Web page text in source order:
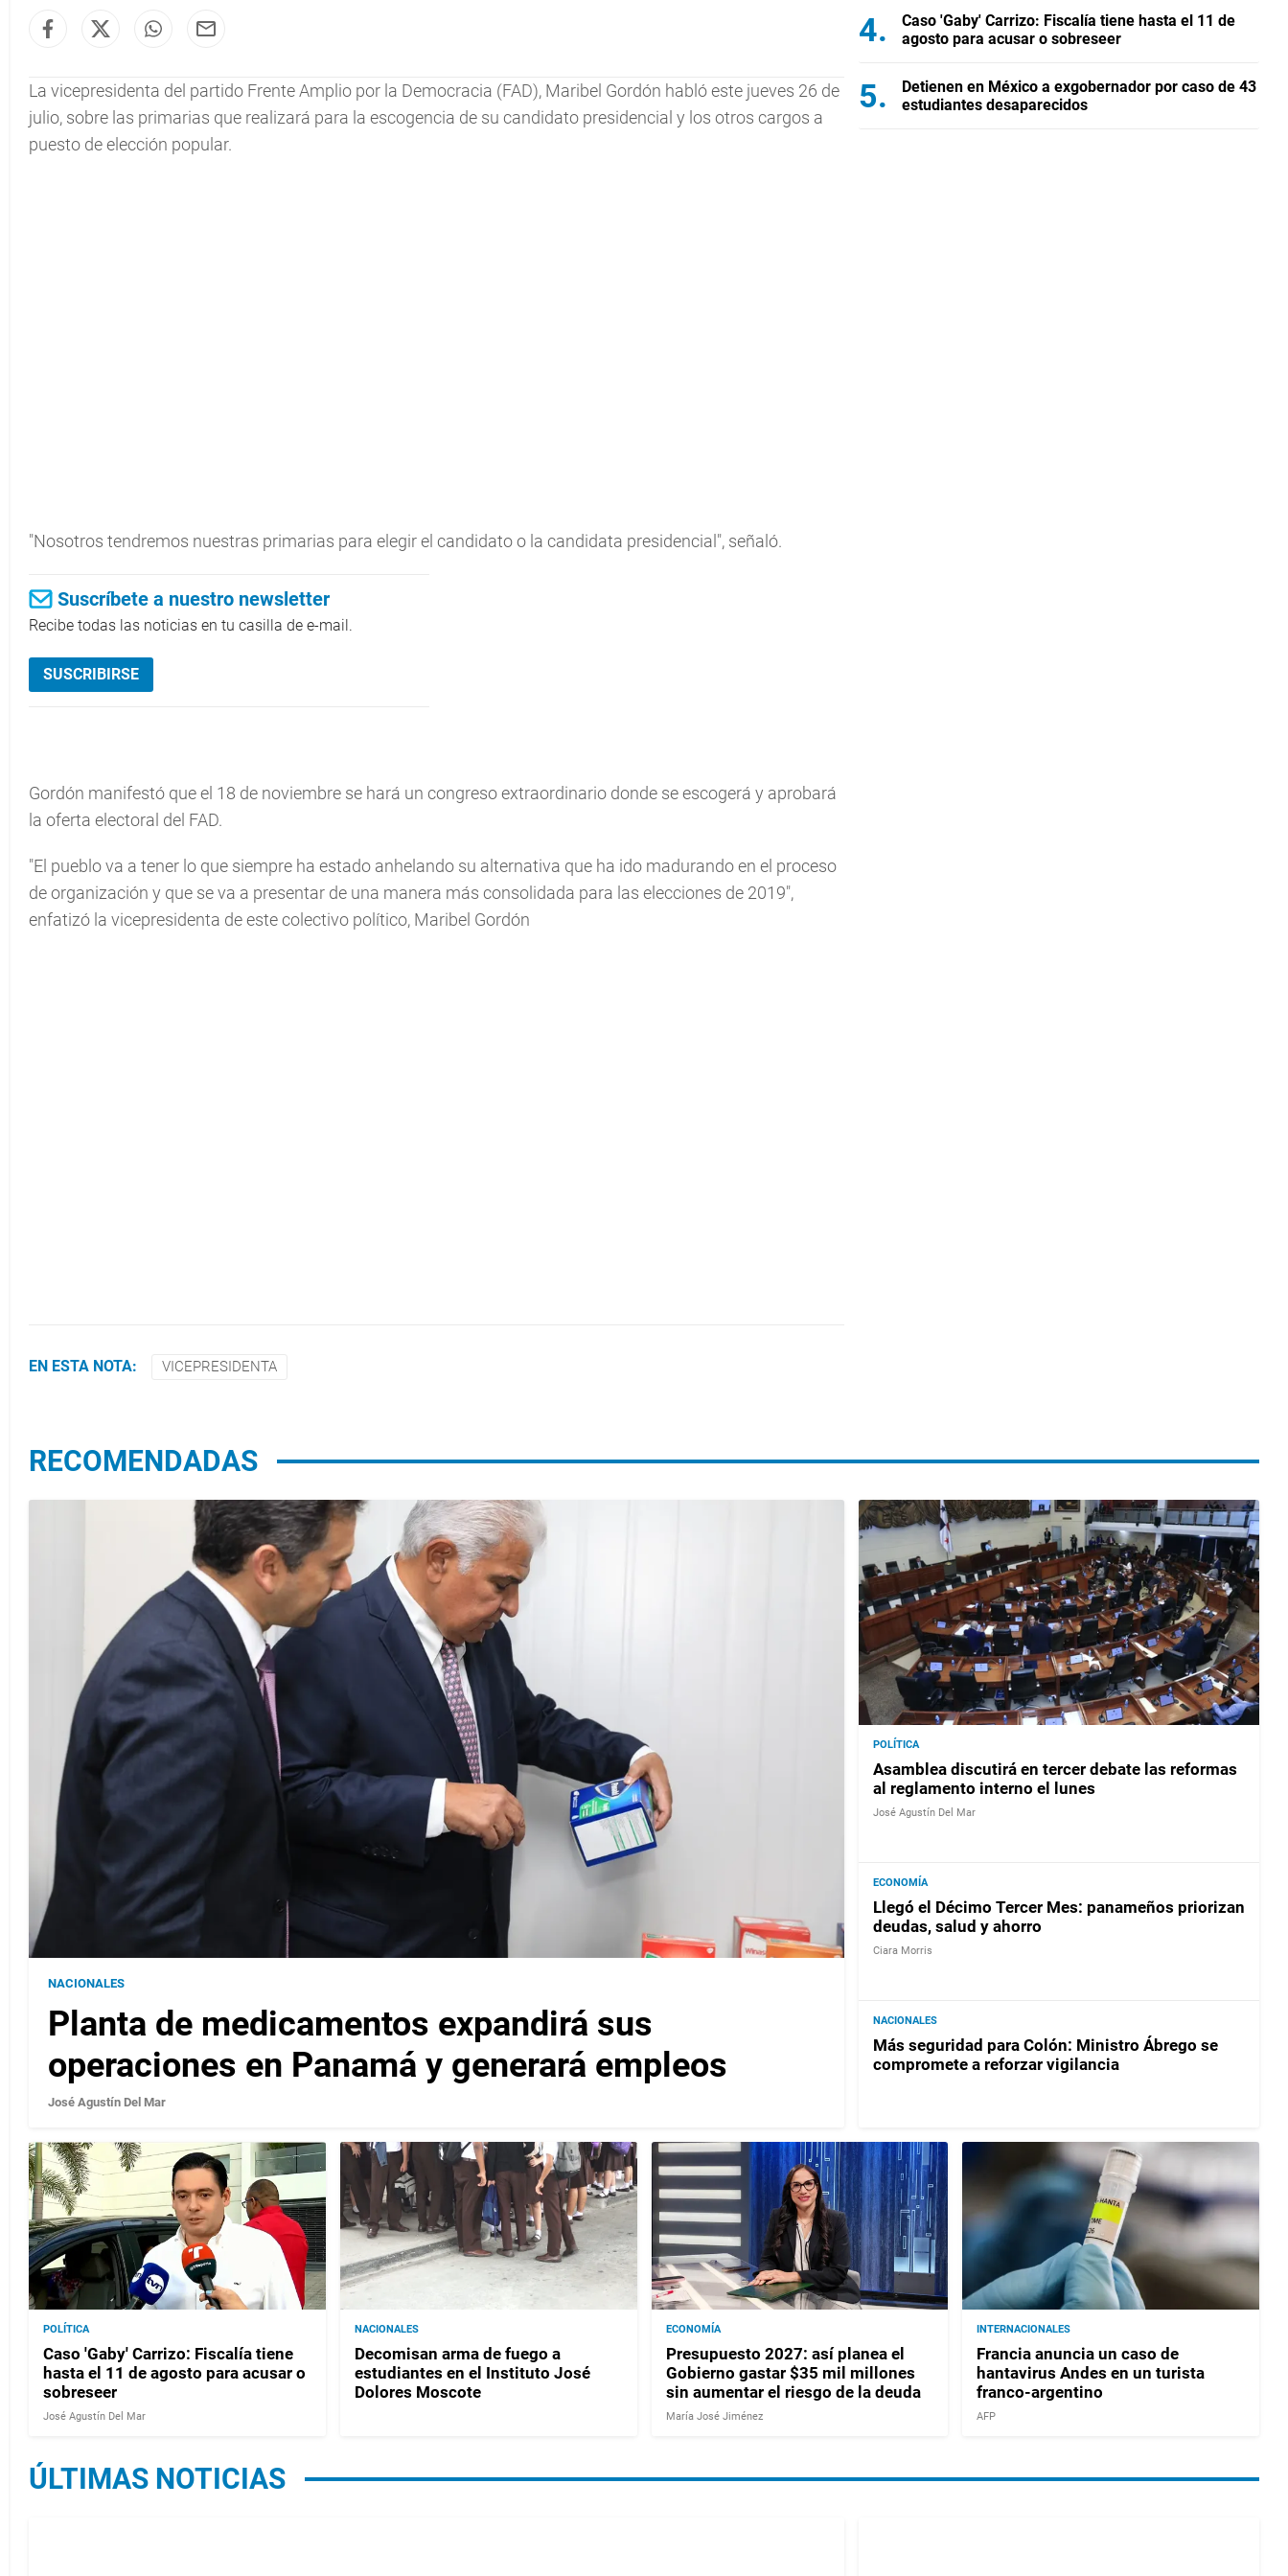
La vicepresidenta del partido Frente Amplio por la Democracia (FAD), Maribel Gordón habló este jueves 26 de
julio, sobre las primarias que realizará para la escogencia de su candidato presidencial y los otros cargos a
puesto de elección popular.
"Nosotros tendremos nuestras primarias para elegir el candidato o la candidata presidencial", señaló.
Suscríbete a nuestro newsletter
Recibe todas las noticias en tu casilla de e-mail.
SUSCRIBIRSE
Gordón manifestó que el 18 de noviembre se hará un congreso extraordinario donde se escogerá y aprobará
la oferta electoral del FAD.
"El pueblo va a tener lo que siempre ha estado anhelando su alternativa que ha ido madurando en el proceso
de organización y que se va a presentar de una manera más consolidada para las elecciones de 2019",
enfatizó la vicepresidenta de este colectivo político, Maribel Gordón
EN ESTA NOTA: VICEPRESIDENTA
Caso 'Gaby' Carrizo: Fiscalía tiene hasta el 11 de
agosto para acusar o sobreseer
Detienen en México a exgobernador por caso de 43
estudiantes desaparecidos
RECOMENDADAS
NACIONALES
Planta de medicamentos expandirá sus
operaciones en Panamá y generará empleos
José Agustín Del Mar
POLÍTICA
Asamblea discutirá en tercer debate las reformas
al reglamento interno el lunes
José Agustín Del Mar
ECONOMÍA
Llegó el Décimo Tercer Mes: panameños priorizan
deudas, salud y ahorro
Ciara Morris
NACIONALES
Más seguridad para Colón: Ministro Ábrego se
compromete a reforzar vigilancia
POLÍTICA
Caso 'Gaby' Carrizo: Fiscalía tiene
hasta el 11 de agosto para acusar o
sobreseer
José Agustín Del Mar
NACIONALES
Decomisan arma de fuego a
estudiantes en el Instituto José
Dolores Moscote
ECONOMÍA
Presupuesto 2027: así planea el
Gobierno gastar $35 mil millones
sin aumentar el riesgo de la deuda
María José Jiménez
INTERNACIONALES
Francia anuncia un caso de
hantavirus Andes en un turista
franco-argentino
AFP
ÚLTIMAS NOTICIAS